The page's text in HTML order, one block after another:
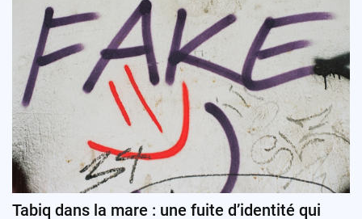
Tabiq dans la mare : une fuite d’identité qui